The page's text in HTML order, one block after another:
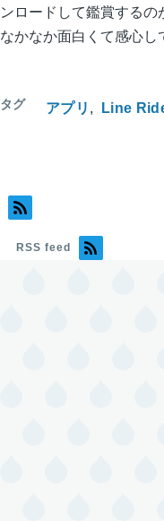
ンロードして鑑賞するの
なかなか面白くて感心
タグ アプリ Line
RSS feed